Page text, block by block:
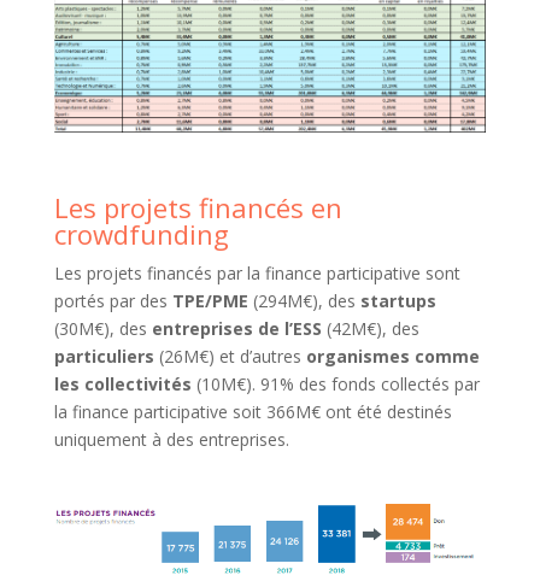
Les projets financés en
crowdfunding
Les projets financés par la finance participative sont
portés par des TPE/PME (294M€), des startups
(30M€), des entreprises de l’ESS (42M€), des
particuliers (26M€) et d’autres organismes comme
les collectivités (10M€). 91% des fonds collectés par
la finance participative soit 366M€ ont été destinés
uniquement à des entreprises.